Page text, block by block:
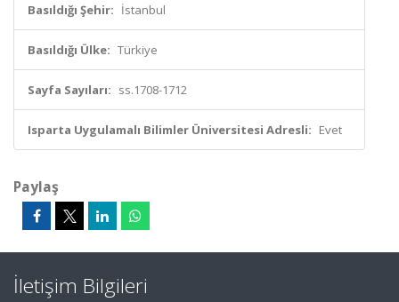
Basıldığı Şehir: İstanbul
Basıldığı Ülke: Türkiye
Sayfa Sayıları: ss.1708-1712
Isparta Uygulamalı Bilimler Üniversitesi Adresli: Evet
Paylaş
İletişim Bilgileri